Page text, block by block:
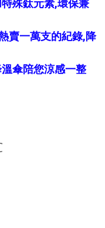
殊鈦元素,環保兼
賣一萬支的紀錄,降
傘陪您涼感一整